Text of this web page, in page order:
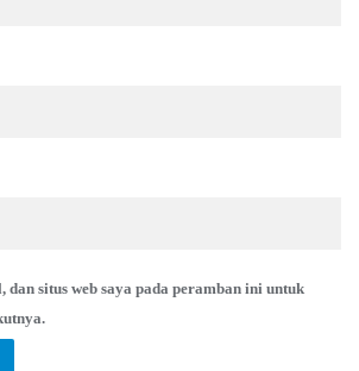
dan situs web saya pada peramban ini untuk